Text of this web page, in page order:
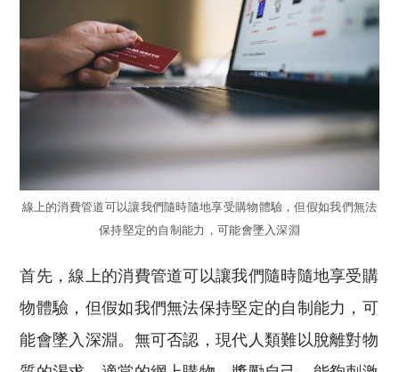
線上的消費管道可以讓我們隨時隨地享受購物體驗，但假如我們無法
保持堅定的自制能力，可能會墜入深淵
首先，線上的消費管道可以讓我們隨時隨地享受購
物體驗，但假如我們無法保持堅定的自制能力，可
能會墜入深淵。無可否認，現代人類難以脫離對物